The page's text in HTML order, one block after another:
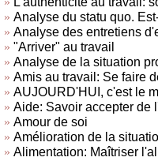
Analyse du statu quo.
Analyse des entretiens
"Arriver" au travail
Analyse de la situation
Amis au travail: Se faire
AUJOURD'HUI, c'est le
Aide: Savoir accepter de
Amour de soi
Amélioration de la
Alimentation: Maîtriser